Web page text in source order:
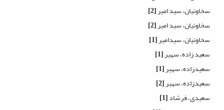
سخاوتیان، سید امیر[2]
سخاوتیان، سید امیر[2]
سخاوتیان، سیدامیر[1]
سعید زاده، سهیر[1]
سعیدزاده، سهیر[1]
سعیدزاده، سهیر[2]
سعیدی، فرشاد[1]